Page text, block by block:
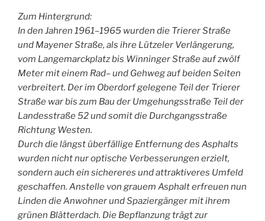
Zum Hintergrund:
In den Jahren 1961–1965 wurden die Trierer Straße
und Mayener Straße, als ihre Lützeler Verlängerung,
vom Langemarckplatz bis Winninger Straße auf zwölf
Meter mit einem Rad– und Gehweg auf beiden Seiten
verbreitert. Der im Oberdorf gelegene Teil der Trierer
Straße war bis zum Bau der Umgehungsstraße Teil der
Landesstraße 52 und somit die Durchgangsstraße
Richtung Westen.
Durch die längst überfällige Entfernung des Asphalts
wurden nicht nur optische Verbesserungen erzielt,
sondern auch ein sichereres und attraktiveres Umfeld
geschaffen. Anstelle von grauem Asphalt erfreuen nun
Linden die Anwohner und Spaziergänger mit ihrem
grünen Blätterdach. Die Bepflanzung trägt zur